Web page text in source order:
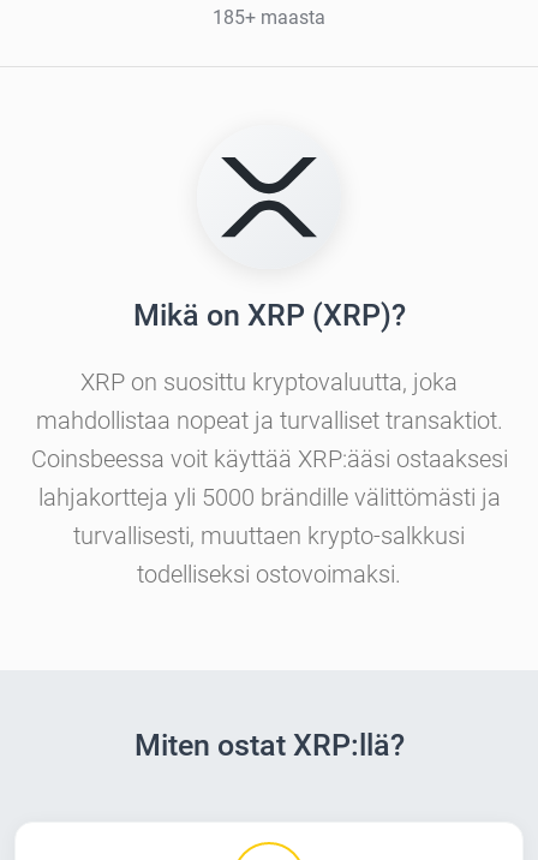
185+ maasta
Mikä on XRP (XRP)?
XRP on suosittu kryptovaluutta, joka
mahdollistaa nopeat ja turvalliset transaktiot.
Coinsbeessa voit käyttää XRP:ääsi ostaaksesi
lahjakortteja yli 5000 brändille välittömästi ja
turvallisesti, muuttaen krypto-salkkusi
todelliseksi ostovoimaksi.
Miten ostat XRP:llä?